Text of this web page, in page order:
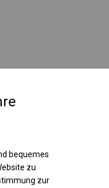
Plane die beste. Im
Heizungen platzieren, die
bequemes
zu
zur